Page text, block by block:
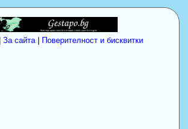
За сайта| Поверителност и бисквитки